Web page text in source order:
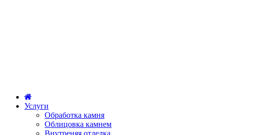
Услуги
Обработка камня
Облицовка камнем
Внутреняя отделка